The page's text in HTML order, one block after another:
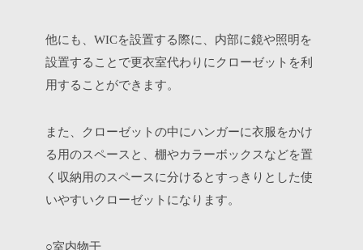
他にも、 WICを設置する際に、内部に鏡や照明を
設置することで更衣室代わりにクローゼットを利
用することができます。
また、クローゼットの中にハンガーに衣服をかけ
る用のスペースと、棚やカラーボックスなどを置
く収納用のスペースに分けるとすっきりとした使
いやすいクローゼットになります。
○室内物干